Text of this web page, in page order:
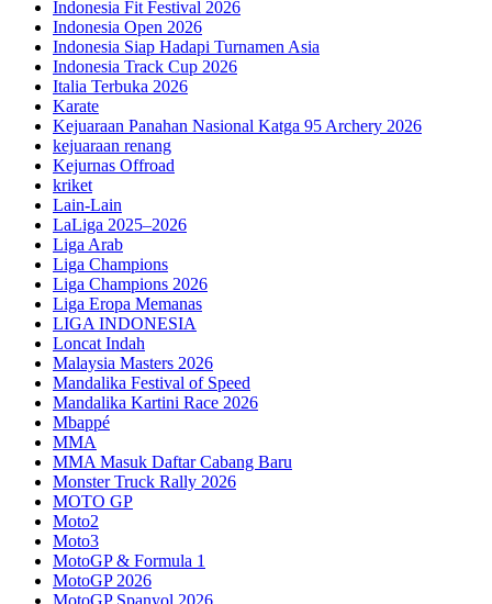
Indonesia Fit Festival 2026
Indonesia Open 2026
Indonesia Siap Hadapi Turnamen Asia
Indonesia Track Cup 2026
Italia Terbuka 2026
Karate
Kejuaraan Panahan Nasional Katga 95 Archery 2026
kejuaraan renang
Kejurnas Offroad
kriket
Lain-Lain
LaLiga 2025–2026
Liga Arab
Liga Champions
Liga Champions 2026
Liga Eropa Memanas
LIGA INDONESIA
Loncat Indah
Malaysia Masters 2026
Mandalika Festival of Speed
Mandalika Kartini Race 2026
Mbappé
MMA
MMA Masuk Daftar Cabang Baru
Monster Truck Rally 2026
MOTO GP
Moto2
Moto3
MotoGP & Formula 1
MotoGP 2026
MotoGP Spanyol 2026